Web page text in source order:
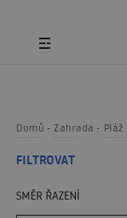
Domů Zahrada Pláž
FILTROVAT
SMĚR ŘAZENÍ